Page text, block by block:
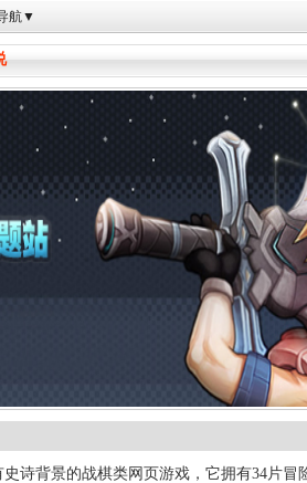
航▼
史诗背景的战棋类网页游戏，它拥有34片